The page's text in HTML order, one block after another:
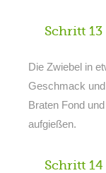
Schritt 13
Die Zwiebel in
Geschmack
Braten Fond
aufgießen.
Schritt 14